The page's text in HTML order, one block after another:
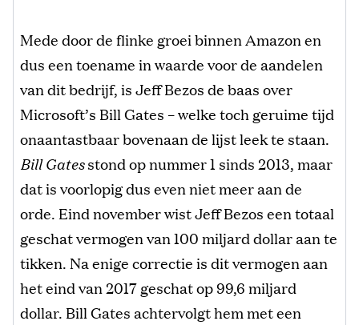
Mede door de flinke groei binnen Amazon en
dus een toename in waarde voor de aandelen
van dit bedrijf, is Jeff Bezos de baas over
Microsoft’s Bill Gates – welke toch geruime tijd
onaantastbaar bovenaan de lijst leek te staan.
Bill Gatesstond op nummer 1 sinds 2013, maar
dat is voorlopig dus even niet meer aan de
orde. Eind november wist Jeff Bezos een totaal
geschat vermogen van 100 miljard dollar aan te
tikken. Na enige correctie is dit vermogen aan
het eind van 2017 geschat op 99,6 miljard
dollar. Bill Gates achtervolgt hem met een